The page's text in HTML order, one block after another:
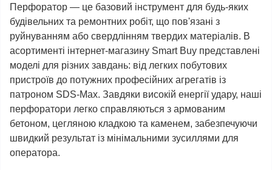
Перфоратор — це базовий інструмент для будь-яких
будівельних та ремонтних робіт, що пов'язані з
руйнуванням або свердлінням твердих матеріалів. В
асортименті інтернет-магазину Smart Buy представлені
моделі для різних завдань: від легких побутових
пристроїв до потужних професійних агрегатів із
патроном SDS-Max. Завдяки високій енергії удару, наші
перфоратори легко справляються з армованим
бетоном, цегляною кладкою та каменем, забезпечуючи
швидкий результат із мінімальними зусиллями для
оператора.